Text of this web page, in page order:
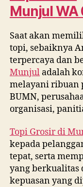
MunjulWA
Saat akan
topi, sebaiknya
terpercaya dan
Munjul adalah
melayani ribuan
BUMN,
organisasi,
Topi Grosir di
kepada
tepat, serta
yang berkualitas
kepuasan yang